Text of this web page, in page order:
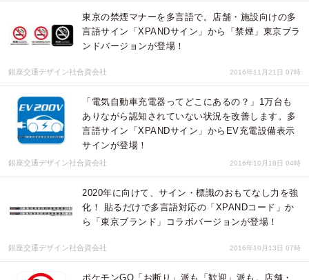
東京の禁煙マナーを多言語で。店舗・施設向けの多
言語サイン「XPANDサイン」から「禁煙」東京ブラ
ンドバージョンが登場！
銀座交通デザイン社合資会社 2016年11月21日 07時
「電気自動車充電器ってどこにあるの？」1万台も
ありながら認知されていない状況を改善します。多
言語サイン「XPANDサイン」からEV充電設備表示
サインが登場！
銀座交通デザイン社合資会社 2016年10月18日 04時
2020年に向けて、サイン・標識のおもてなし力を強
化！ 貼るだけで多言語対応の「XPANDコード」か
ら「東京ブランド」コラボバージョンが登場！
銀座交通デザイン社合資会社 2016年10月13日 07時
ポケモンGO「お断り」派も「歓迎」派も。店舗・